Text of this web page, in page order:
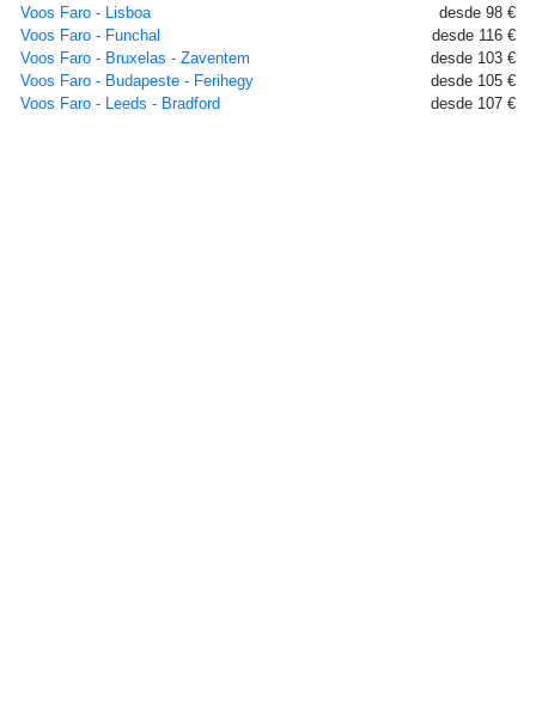
Voos Faro - Lisboa
desde 98 €
Voos Faro - Funchal
desde 116 €
Voos Faro - Bruxelas - Zaventem
desde 103 €
Voos Faro - Budapeste - Ferihegy
desde 105 €
Voos Faro - Leeds - Bradford
desde 107 €